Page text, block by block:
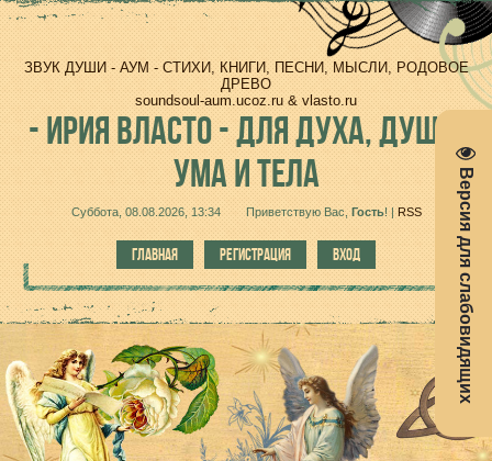
Версия для слабовидящих
ЗВУК ДУШИ - АУМ - СТИХИ, КНИГИ, ПЕСНИ, МЫСЛИ, РОДОВОЕ
ДРЕВО
soundsoul-aum.ucoz.ru & vlasto.ru
-ИРИЯ ВЛАСТО - ДЛЯ ДУХА, ДУШИ,
УМА И ТЕЛА
Суббота, 08.08.2026, 13:34 Приветствую Вас Гость!| RSS
ГЛАВНАЯ РЕГИСТРАЦИЯ ВХОД